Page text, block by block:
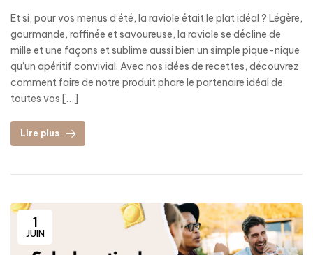
Et si, pour vos menus d’été, la raviole était le plat idéal ? Légère,
gourmande, raffinée et savoureuse, la raviole se décline de
mille et une façons et sublime aussi bien un simple pique-nique
qu’un apéritif convivial. Avec nos idées de recettes, découvrez
comment faire de notre produit phare le partenaire idéal de
toutes vos […]
Lire plus
1
JUIN